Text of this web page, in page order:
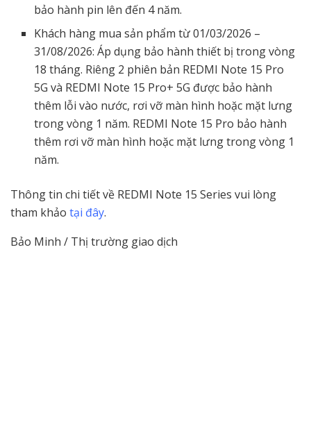
bảo hành pin lên đến 4 năm.
Khách hàng mua sản phẩm từ 01/03/2026 –
31/08/2026: Áp dụng bảo hành thiết bị trong vòng
18 tháng. Riêng 2 phiên bản REDMI Note 15 Pro
5G và REDMI Note 15 Pro+ 5G được bảo hành
thêm lỗi vào nước, rơi vỡ màn hình hoặc mặt lưng
trong vòng 1 năm. REDMI Note 15 Pro bảo hành
thêm rơi vỡ màn hình hoặc mặt lưng trong vòng 1
năm.
Thông tin chi tiết về REDMI Note 15 Series vui lòng
tham khảo tại đây.
Bảo Minh / Thị trường giao dịch